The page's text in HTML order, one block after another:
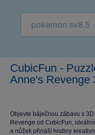
CubicFun -
Anne's Revenge
Objevte báječnou zábavu s
Revenge od CubicFun,
a nůžek přináší hodiny